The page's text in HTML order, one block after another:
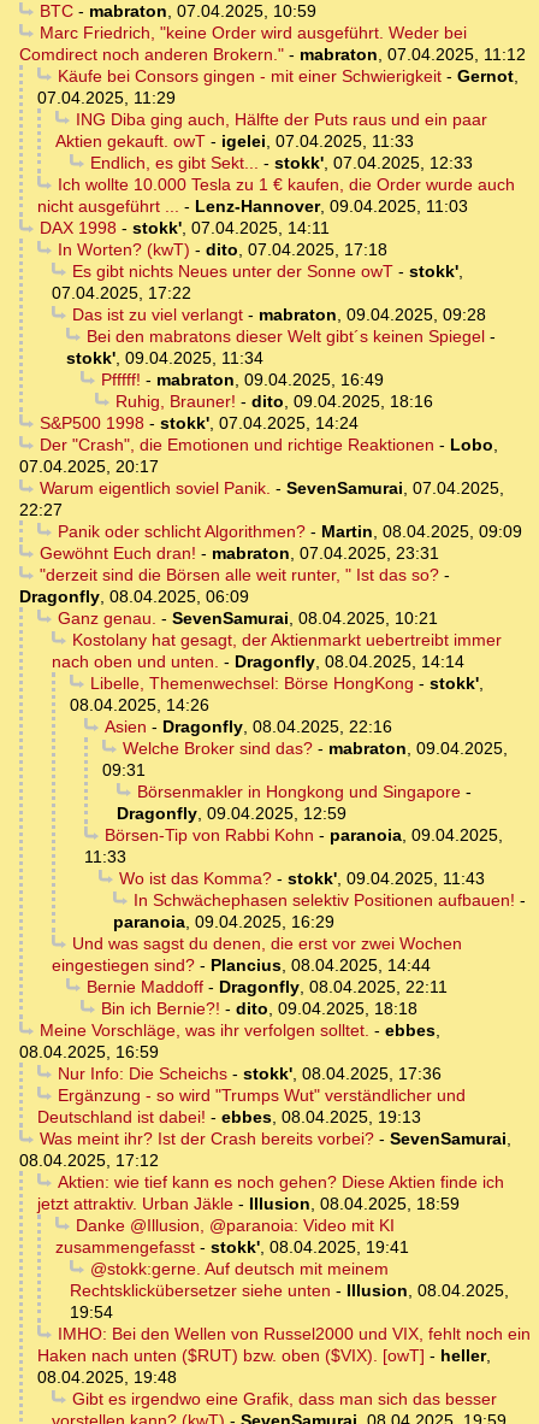
BTC- mabraton, 07.04.2025, 10:59
Marc Friedrich, "keine Order wird ausgeführt. Weder bei
Comdirect noch anderen Brokern." - mabraton, 07.04.2025, 11:12
Käufe bei Consors gingen - mit einer Schwierigkeit- Gernot,
07.04.2025, 11:29
ING Diba ging auch, Hälfte der Puts raus und ein paar
Aktien gekauft. owT - igelei, 07.04.2025, 11:33
Endlich, es gibt Sekt... - stokk', 07.04.2025, 12:33
Ich wollte 10.000 Tesla zu 1 € kaufen, die Order wurde auch
nicht ausgeführt ... - Lenz-Hannover, 09.04.2025, 11:03
DAX 1998- stokk', 07.04.2025, 14:11
In Worten? (kwT) - dito, 07.04.2025, 17:18
Es gibt nichts Neues unter der Sonne owT- stokk',
07.04.2025, 17:22
Das ist zu viel verlangt- mabraton, 09.04.2025, 09:28
Bei den mabratons dieser Welt gibt´s keinen Spiegel-
stokk', 09.04.2025, 11:34
Pfffff! - mabraton, 09.04.2025, 16:49
Ruhig, Brauner! - dito, 09.04.2025, 18:16
S&P500 1998- stokk', 07.04.2025, 14:24
Der "Crash", die Emotionen und richtige Reaktionen - Lobo,
07.04.2025, 20:17
Warum eigentlich soviel Panik. - SevenSamurai, 07.04.2025,
22:27
Panik oder schlicht Algorithmen?- Martin, 08.04.2025, 09:09
Gewöhnt Euch dran! - mabraton, 07.04.2025, 23:31
"derzeit sind die Börsen alle weit runter, " Ist das so?-
Dragonfly, 08.04.2025, 06:09
Ganz genau. - SevenSamurai, 08.04.2025, 10:21
Kostolany hat gesagt, der Aktienmarkt uebertreibt immer
nach oben und unten. - Dragonfly, 08.04.2025, 14:14
Libelle, Themenwechsel: Börse HongKong - stokk',
08.04.2025, 14:26
Asien - Dragonfly, 08.04.2025, 22:16
Welche Broker sind das?- mabraton, 09.04.2025,
09:31
Börsenmakler in Hongkong und Singapore-
Dragonfly, 09.04.2025, 12:59
Börsen-Tip von Rabbi Kohn - paranoia, 09.04.2025,
11:33
Wo ist das Komma?- stokk', 09.04.2025, 11:43
In Schwächephasen selektiv Positionen aufbauen! -
paranoia, 09.04.2025, 16:29
Und was sagst du denen, die erst vor zwei Wochen
eingestiegen sind? - Plancius, 08.04.2025, 14:44
Bernie Maddoff- Dragonfly, 08.04.2025, 22:11
Bin ich Bernie?! - dito, 09.04.2025, 18:18
Meine Vorschläge, was ihr verfolgen solltet. - ebbes,
08.04.2025, 16:59
Nur Info: Die Scheichs- stokk', 08.04.2025, 17:36
Ergänzung - so wird "Trumps Wut" verständlicher und
Deutschland ist dabei! - ebbes, 08.04.2025, 19:13
Was meint ihr? Ist der Crash bereits vorbei?- SevenSamurai,
08.04.2025, 17:12
Aktien: wie tief kann es noch gehen? Diese Aktien finde ich
jetzt attraktiv. Urban Jäkle - Illusion, 08.04.2025, 18:59
Danke @Illusion, @paranoia: Video mit KI
zusammengefasst - stokk', 08.04.2025, 19:41
@stokk:gerne. Auf deutsch mit meinem
Rechtsklickübersetzer siehe unten - Illusion, 08.04.2025,
19:54
IMHO: Bei den Wellen von Russel2000 und VIX, fehlt noch ein
Haken nach unten ($RUT) bzw. oben ($VIX). [owT] - heller,
08.04.2025, 19:48
Gibt es irgendwo eine Grafik, dass man sich das besser